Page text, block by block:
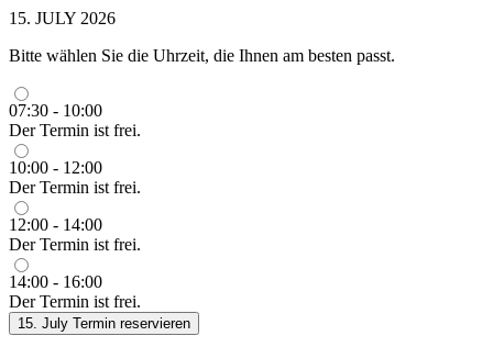
15. JULY 2026
Bitte wählen Sie die Uhrzeit, die Ihnen am besten passt.
07:30 - 10:00
Der Termin ist frei.
10:00 - 12:00
Der Termin ist frei.
12:00 - 14:00
Der Termin ist frei.
14:00 - 16:00
Der Termin ist frei.
15. July Termin reservieren